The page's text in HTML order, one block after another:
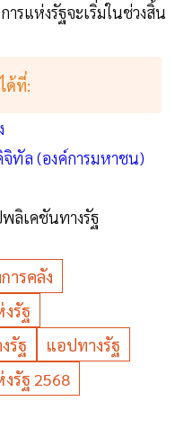
ารแห่งรัฐจะเริ่มในช่วงสิ้น
ด้ที่:
ทัล (องค์การมหาชน)
ลิเคชันทางรัฐ
ารคลัง
รัฐ
รัฐ
แอปทางรัฐ
รัฐ 2568